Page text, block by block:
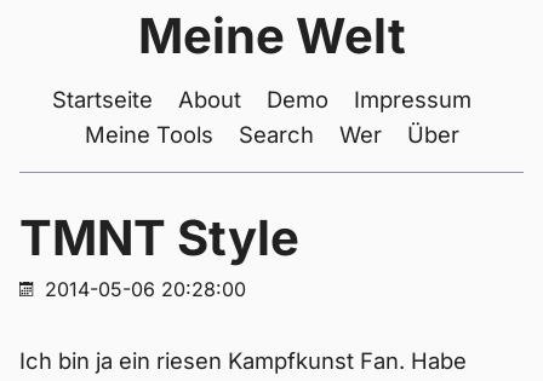
Meine Welt
Startseite About Demo
Impressum
Meine Tools
Search Wer Über
TMNT Style
2014-05-06 20:28:00
Ich bin ja ein riesen Kampfkunst Fan. Habe